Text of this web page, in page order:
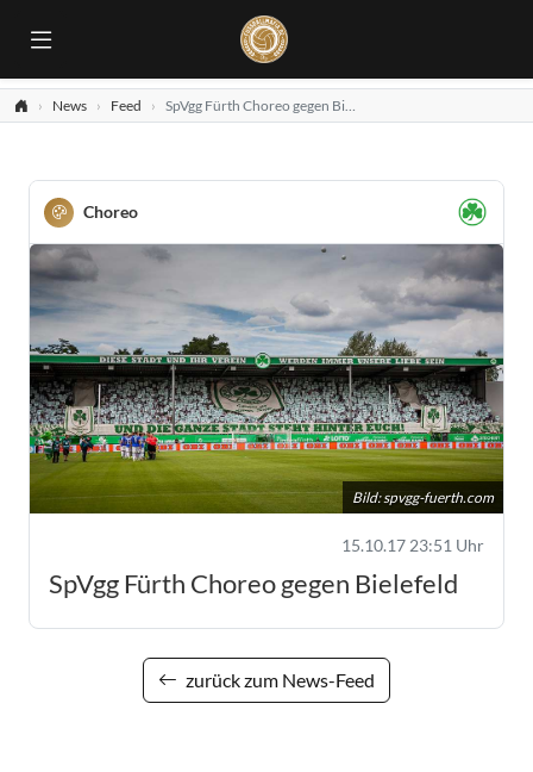
News Feed SpVgg Fürth Choreo gegen Bielefeld
Choreo
Bild:spvgg-fuerth.com
15.10.17 23:51 Uhr
SpVgg Fürth Choreo gegen Bielefeld
zurück zum News-Feed